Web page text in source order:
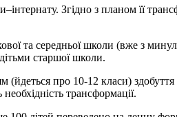
Згідно з планом її
та середн­ьої школи (вже з
старшої школи.
про 10-12 класи)
трансформації.